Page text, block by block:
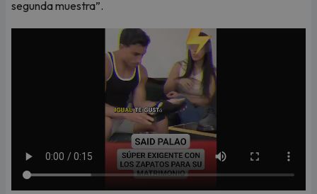
segunda muestra”.